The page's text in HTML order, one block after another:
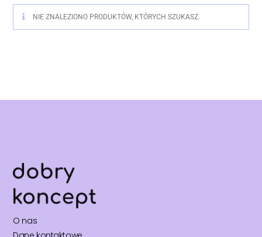
NIE ZNALEZIONO PRODUKTÓW, KTÓRYCH SZUKASZ.
O nas